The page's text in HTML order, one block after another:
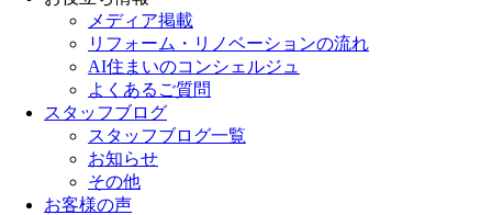
メディア掲載
リフォーム・リノベーションの流れ
AI住まいのコンシェルジュ
よくあるご質問
スタッフブログ
スタッフブログ一覧
お知らせ
その他
お客様の声